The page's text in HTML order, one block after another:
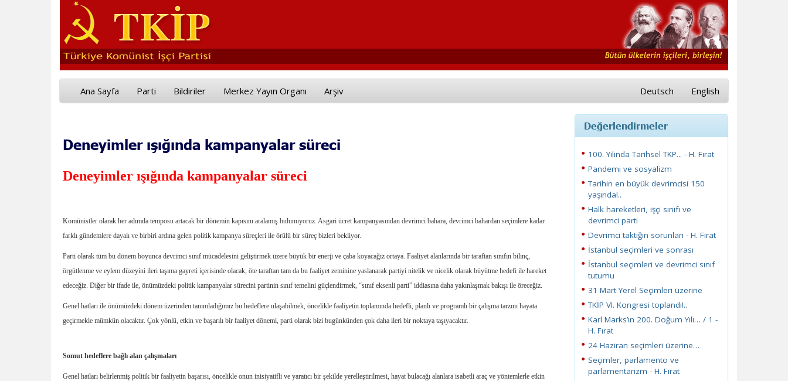
Ana Sayfa Parti Bildiriler Merkez Yayın Organı Arşiv Deutsch English
Deneyimler ışığında kampanyalar süreci
Deneyimler ışığında kampanyalar süreci
Komünistler olarak her adımda temposu artacak bir dönemin kapısını aralamış bulunuyoruz. Asgari ücret kampanyasından devrimci bahara, devrimci bahardan seçimlere kadar
farklı gündemlere dayalı ve birbiri ardına gelen politik kampanya süreçleri ile örülü bir süreç bizleri bekliyor.
Parti olarak tüm bu dönem boyunca devrimci sınıf mücadelesini geliştirmek üzere büyük bir enerji ve çaba koyacağız ortaya. Faaliyet alanlarında bir taraftan sınıfın bilinç,
örgütlenme ve eylem düzeyini ileri taşıma gayreti içerisinde olacak, öte taraftan tam da bu faaliyet zeminine yaslanarak partiyi nitelik ve nicelik olarak büyütme hedefi ile hareket
edeceğiz. Diğer bir ifade ile, önümüzdeki politik kampanyalar sürecini partinin sınıf temelini güçlendirmek, “sınıf eksenli parti” iddiasına daha yakınlaşmak bakışı ile öreceğiz.
Genel hatları ile önümüzdeki dönem üzerinden tanımladığımız bu hedeflere ulaşabilmek, öncelikle faaliyetin toplamında hedefli, planlı ve programlı bir çalışma tarzını hayata
geçirmekle mümkün olacaktır. Çok yönlü, etkin ve başarılı bir faaliyet dönemi, parti olarak bizi bugünkünden çok daha ileri bir noktaya taşıyacaktır.
Somut hedeflere bağlı alan çalışmaları
Genel hatları belirlenmiş politik bir faaliyetin başarısı, öncelikle onun inisiyatifli ve yaratıcı bir şekilde yerelleştirilmesi, hayat bulacağı alanlara isabetli araç ve yöntemlerle etkin
Değerlendirmeler
100. Yılında Tarihsel TKP... - H. Fırat
Pandemi ve sosyalizm
Tarihin en büyük devrimcisi 150
yaşında!..
Halk hareketleri, işçi sınıfı ve
devrimci parti
Devrimci taktiğin sorunları - H. Fırat
İstanbul seçimleri ve sonrası
İstanbul seçimleri ve devrimci sınıf
tutumu
31 Mart Yerel Seçimleri üzerine
TKİP VI. Kongresi toplandı!..
Karl Marks’ın 200. Doğum Yılı… / 1 -
H. Fırat
24 Haziran seçimleri üzerine…
Seçimler, parlamento ve
parlamentarizm - H. Fırat